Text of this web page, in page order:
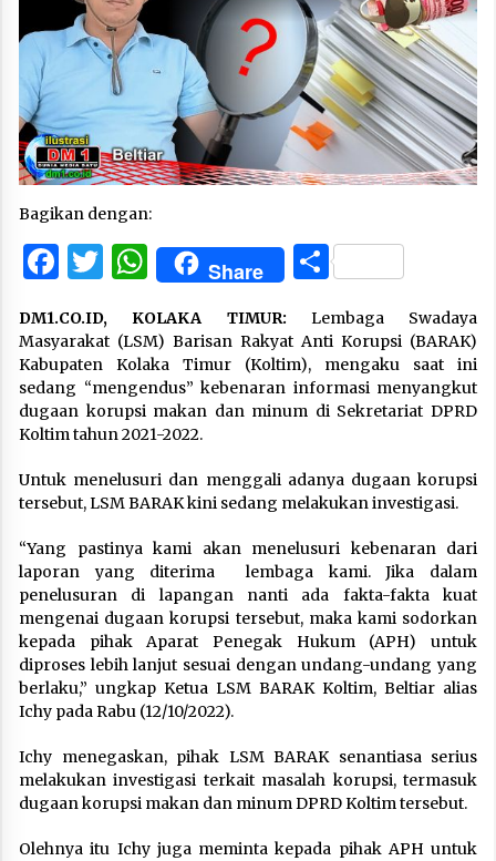
Bagikan dengan:
Facebook
Twitter
WhatsApp
Share Share
DM1.CO.ID, KOLAKA TIMUR: Lembaga Swadaya
Masyarakat (LSM) Barisan Rakyat Anti Korupsi (BARAK)
Kabupaten Kolaka Timur (Koltim), mengaku saat ini
sedang “mengendus” kebenaran informasi menyangkut
dugaan korupsi makan dan minum di Sekretariat DPRD
Koltim tahun 2021-2022.
Untuk menelusuri dan menggali adanya dugaan korupsi
tersebut, LSM BARAK kini sedang melakukan investigasi.
“Yang pastinya kami akan menelusuri kebenaran dari
laporan yang diterima lembaga kami. Jika dalam
penelusuran di lapangan nanti ada fakta-fakta kuat
mengenai dugaan korupsi tersebut, maka kami sodorkan
kepada pihak Aparat Penegak Hukum (APH) untuk
diproses lebih lanjut sesuai dengan undang-undang yang
berlaku,” ungkap Ketua LSM BARAK Koltim, Beltiar alias
Ichy pada Rabu (12/10/2022).
Ichy menegaskan, pihak LSM BARAK senantiasa serius
melakukan investigasi terkait masalah korupsi, termasuk
dugaan korupsi makan dan minum DPRD Koltim tersebut.
Olehnya itu Ichy juga meminta kepada pihak APH untuk